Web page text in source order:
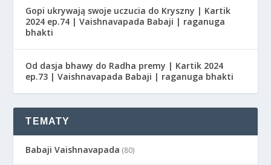
Gopi ukrywają swoje uczucia do Kryszny | Kartik
2024 ep.74 | Vaishnavapada Babaji | raganuga
bhakti
Od dasja bhawy do Radha premy | Kartik 2024
ep.73 | Vaishnavapada Babaji | raganuga bhakti
TEMATY
Babaji Vaishnavapada (80)